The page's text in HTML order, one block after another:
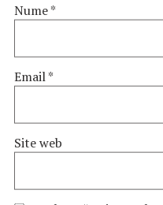
Nume*
Email*
Site web